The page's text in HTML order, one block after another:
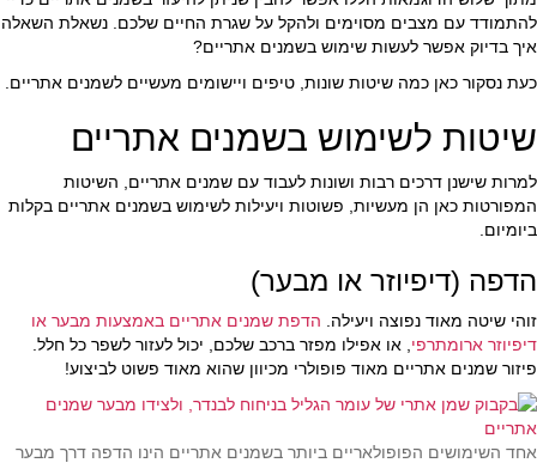
להתמודד עם מצבים מסוימים ולהקל על שגרת החיים שלכם. נשאלת השאלה
איך בדיוק אפשר לעשות שימוש בשמנים אתריים?
כעת נסקור כאן כמה שיטות שונות, טיפים ויישומים מעשיים לשמנים אתריים.
שיטות לשימוש בשמנים אתריים
למרות שישנן דרכים רבות ושונות לעבוד עם שמנים אתריים, השיטות
המפורטות כאן הן מעשיות, פשוטות ויעילות לשימוש בשמנים אתריים בקלות
ביומיום.
הדפה (דיפיוזר או מבער)
זוהי שיטה מאוד נפוצה ויעילה. הדפת שמנים אתריים באמצעות מבער או
דיפיוזר ארומתרפי , או אפילו מפזר ברכב שלכם, יכול לעזור לשפר כל חלל.
פיזור שמנים אתריים מאוד פופולרי מכיוון שהוא מאוד פשוט לביצוע!
אחד השימושים הפופולאריים ביותר בשמנים אתריים הינו הדפה דרך מבער